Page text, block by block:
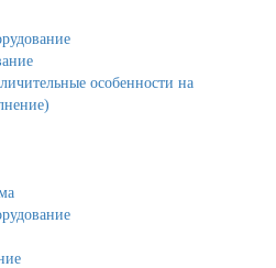
особенности на